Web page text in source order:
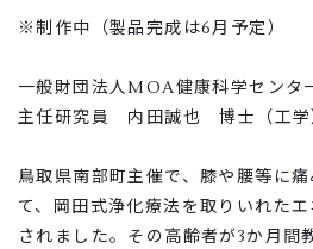
※制作中（製品完成は6月予定）
一般財団法人MOA健康科学センタ
主任研究員 内田誠也 博士（工学
鳥取県南部町主催で、膝や腰等に
て、岡田式浄化療法を取りいれた
されました。その高齢者が3か月間